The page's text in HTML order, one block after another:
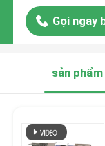
Gọi ngay
sản phẩm